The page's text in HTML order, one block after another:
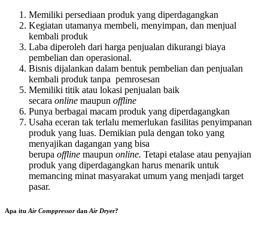
Memiliki persediaan produk yang diperdagangkan
Kegiatan utamanya membeli, menyimpan, dan menjual
kembali produk
Laba diperoleh dari harga penjualan dikurangi biaya
pembelian dan operasional.
Bisnis dijalankan dalam bentuk pembelian dan penjualan
kembali produk tanpa pemrosesan
Memiliki titik atau lokasi penjualan baik
secara online maupun offline
Punya berbagai macam produk yang diperdagangkan
Usaha eceran tak terlalu memerlukan fasilitas penyimpanan
produk yang luas. Demikian pula dengan toko yang
menyajikan dagangan yang bisa
berupa offline maupun online. Tetapi etalase atau penyajian
produk yang diperdagangkan harus menarik untuk
memancing minat masyarakat umum yang menjadi target
pasar.
Apa itu Air Comppressordan Air Dryer?